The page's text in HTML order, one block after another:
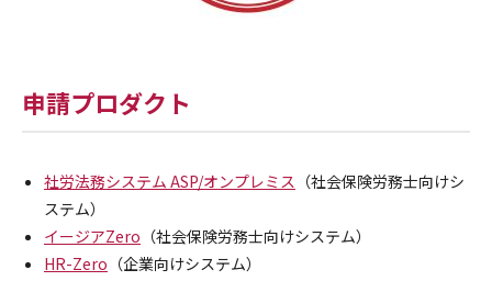
申請プロダクト
社労法務システム ASP/オンプレミス （社会保険労務士向けシ
ステム）
イージアZero （社会保険労務士向けシステム）
HR-Zero （企業向けシステム）